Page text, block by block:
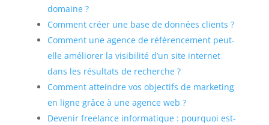
domaine ?
Comment créer une base de données clients ?
Comment une agence de référencement peut-
elle améliorer la visibilité d’un site internet
dans les résultats de recherche ?
Comment atteindre vos objectifs de marketing
en ligne grâce à une agence web ?
Devenir freelance informatique : pourquoi est-